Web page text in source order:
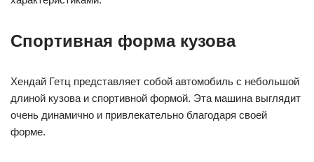
Спортивная форма кузова
Хендай Гетц представляет собой автомобиль с небольшой
длиной кузова и спортивной формой. Эта машина выглядит
очень динамично и привлекательно благодаря своей
форме.